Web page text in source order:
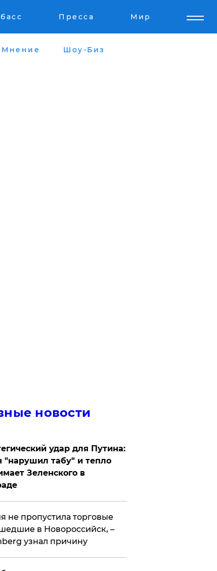
Пресса Мир
Мнение Шоу-Биз
новости
удар для Путина:
"нарушил табу" и тепло
Зеленского в
не пропустила торговые
в Новороссийск, –
узнал причину